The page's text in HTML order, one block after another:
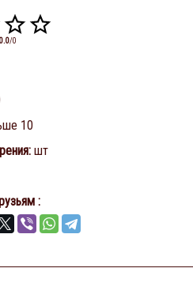
0.0/0
10
: шт
: